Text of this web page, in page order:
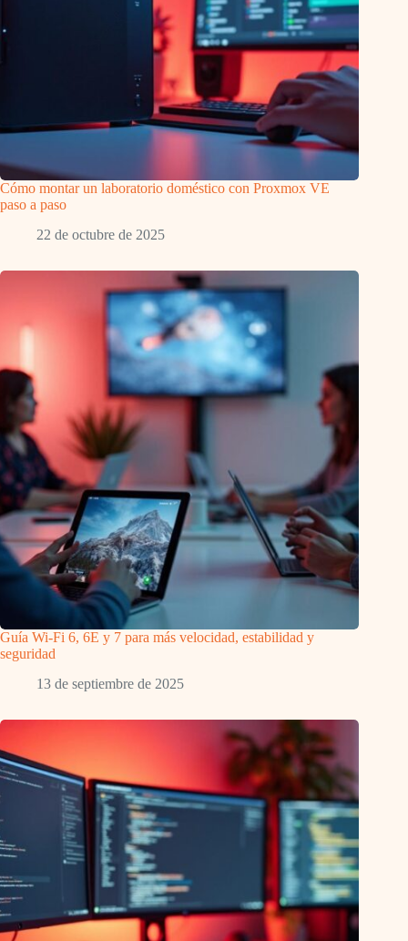
Cómo montar un laboratorio doméstico con Proxmox VE
paso a paso
22 de octubre de 2025
Guía Wi-Fi 6, 6E y 7 para más velocidad, estabilidad y
seguridad
13 de septiembre de 2025